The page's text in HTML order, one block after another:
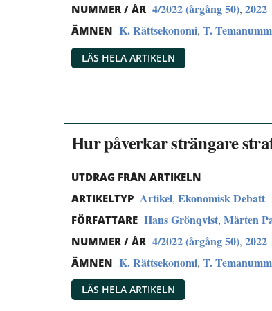
NUMMER / ÅR 4/2022 (årgång 50), 2022
ÄMNEN K. Rättsekonomi, T.
LÄS HELA ARTIKELN
Hur påverkar strängare
UTDRAG FRÅN ARTIKELN
ARTIKELTYP Artikel, Ekonomisk Debatt
FÖRFATTARE Hans Grönqvist, Mårten
NUMMER / ÅR 4/2022 (årgång 50), 2022
ÄMNEN K. Rättsekonomi, T.
LÄS HELA ARTIKELN